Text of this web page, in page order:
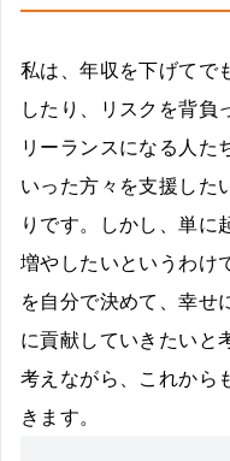
私は、年収を下げてで
したり、リスクを背負
リーランスになる人た
いった方々を支援した
りです。しかし、単に
増やしたいというわけ
を自分で決めて、幸せ
に貢献していきたいと
考えながら、これから
きます。